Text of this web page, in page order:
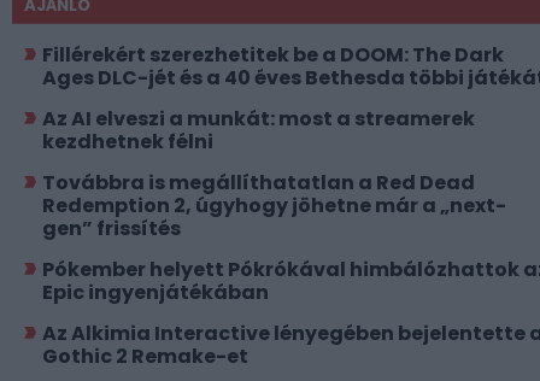
AJÁNLÓ
Fillérekért szerezhetitek be a DOOM: The Dark
Ages DLC-jét és a 40 éves Bethesda többi
Az AI elveszi a munkát: most a streamerek
kezdhetnek félni
Továbbra is megállíthatatlan a Red Dead
Redemption 2, úgyhogy jöhetne már a „next-
gen” frissítés
Pókember helyett Pókrókával himbálózhattok
Epic ingyenjátékában
Az Alkimia Interactive lényegében bejelentette
Gothic 2 Remake-et